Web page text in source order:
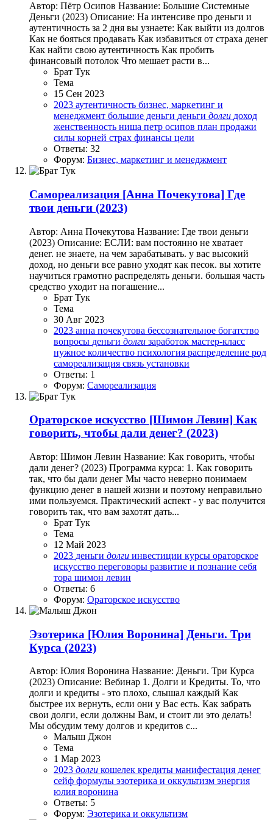
Автор: Пётр Осипов Название: Большие Системные
Деньги (2023) Описание: На интенсиве про деньги и
аутентичность за 2 дня вы узнаете: Как выйти из долгов
Как не бояться продавать Как избавиться от страха денег
Как найти свою аутентичность Как пробить
финансовый потолок Что мешает расти в...
Брат Тук
Тема
15 Сен 2023
2023 аутентичность бизнес, маркетинг и
менеджмент большие деньги деньги долги доход
женственность ниша петр осипов план продажи
силы корней страх финансы цели
Ответы: 32
Форум: Бизнес, маркетинг и менеджмент
Самореализация [Анна Почекутова] Где
твои деньги (2023)
Автор: Анна Почекутова Название: Где твои деньги
(2023) Описание: ЕСЛИ: вам постоянно не хватает
денег. не знаете, на чем зарабатывать. у вас высокий
доход, но деньги все равно уходят как песок. вы хотите
научиться грамотно распределять деньги. большая часть
средство уходит на погашение...
Брат Тук
Тема
30 Авг 2023
2023 анна почекутова бессознательное богатство
вопросы деньги долги заработок мастер-класс
нужное количество психология распределение род
самореализация связь установки
Ответы: 1
Форум: Самореализация
Ораторское искусство [Шимон Левин] Как
говорить, чтобы дали денег? (2023)
Автор: Шимон Левин Название: Как говорить, чтобы
дали денег? (2023) Программа курса: 1. Как говорить
так, что бы дали денег Мы часто неверно понимаем
функцию денег в нашей жизни и поэтому неправильно
ими пользуемся. Практический аспект - у вас получится
говорить так, что вам захотят дать...
Брат Тук
Тема
12 Май 2023
2023 деньги долги инвестиции курсы ораторское
искусство переговоры развитие и познание себя
тора шимон левин
Ответы: 6
Форум: Ораторское искусство
Эзотерика [Юлия Воронина] Деньги. Три
Курса (2023)
Автор: Юлия Воронина Название: Деньги. Три Курса
(2023) Описание: Вебинар 1. Долги и Кредиты. То, что
долги и кредиты - это плохо, слышал каждый Как
быстрее их вернуть, если они у Вас есть. Как забрать
свои долги, если должны Вам, и стоит ли это делать!
Мы обсудим тему долгов и кредитов с...
Малыш Джон
Тема
1 Мар 2023
2023 долги кошелек кредиты манифестация денег
сейф формулы эзотерика и оккультизм энергия
юлия воронина
Ответы: 5
Форум: Эзотерика и оккультизм